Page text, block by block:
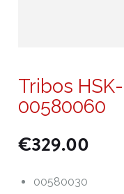
Tribos
00580060
€329.00
00580030